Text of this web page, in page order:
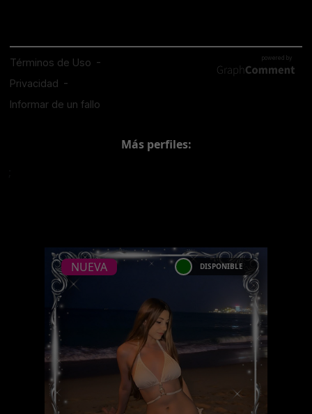
Más perfiles:
NUEVA DISPONIBLE
JULIETTE CASTANOVA-
CATALOGO PLATINO
NUEVA
Platinum Esta modelo pertenece
a nuestro Catálogo Privado
Platinum. Selección privada de
modelos con un nivel de belleza
y perform ...